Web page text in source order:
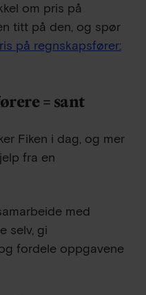
om pris på
titt på den, og spør
på regnskapsfører:
= sant
Fiken i dag, og mer
fra en
med
selv, gi
fordele oppgavene